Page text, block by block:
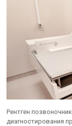
Рентген
диагностирования